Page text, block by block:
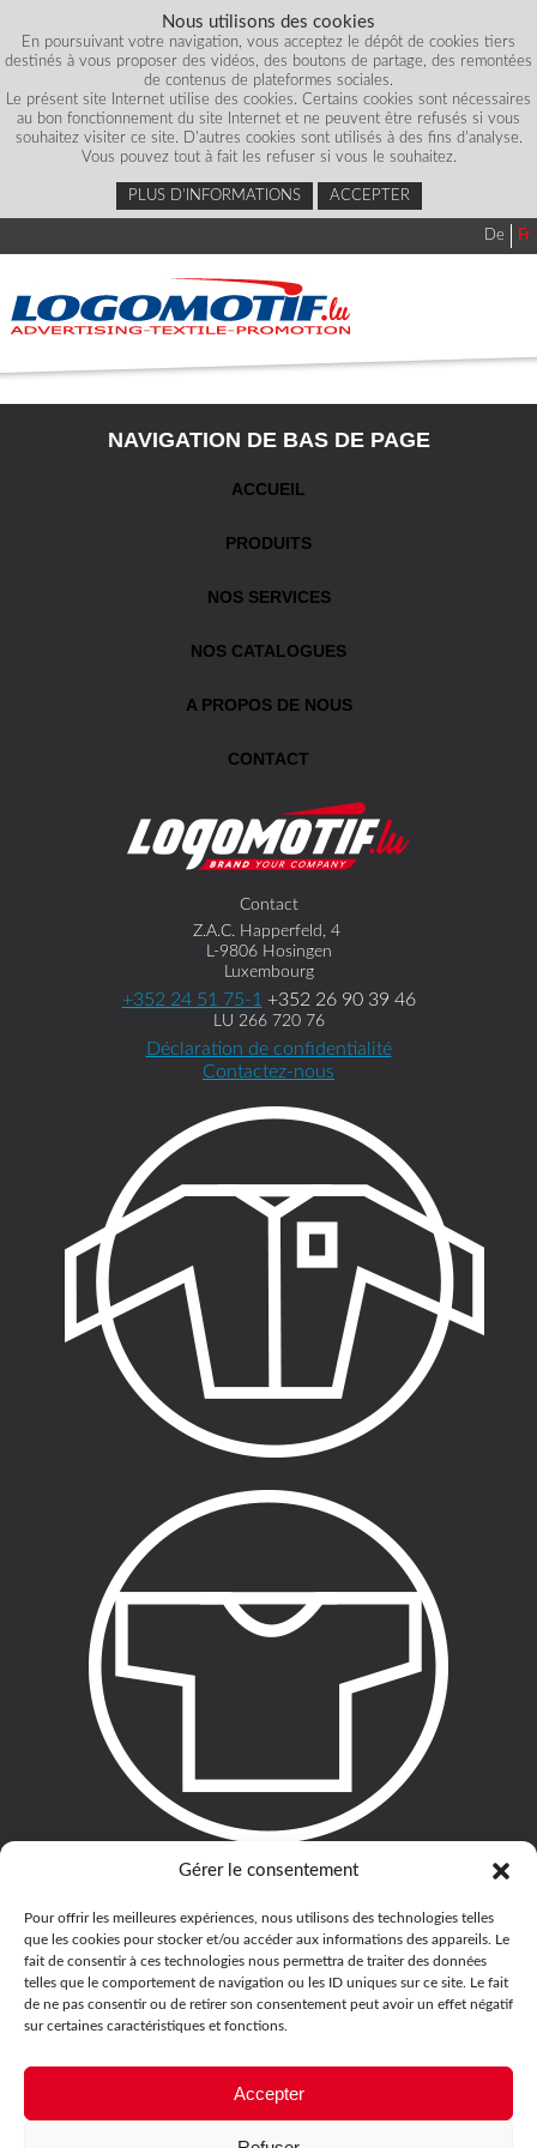
Gérer le consentement
Pour offrir les meilleures expériences, nous utilisons des technologies telles
que les cookies pour stocker et/ou accéder aux informations des appareils. Le
fait de consentir à ces technologies nous permettra de traiter des données
telles que le comportement de navigation ou les ID uniques sur ce site. Le fait
de ne pas consentir ou de retirer son consentement peut avoir un effet négatif
sur certaines caractéristiques et fonctions.
Accepter
Nous utilisons des cookies
En poursuivant votre navigation, vous acceptez le dépôt de cookies tiers
destinés à vous proposer des vidéos, des boutons de partage, des remontées
de contenus de plateformes sociales.
Le présent site Internet utilise des cookies. Certains cookies sont nécessaires
au bon fonctionnement du site Internet et ne peuvent être refusés si vous
souhaitez visiter ce site. D'autres cookies sont utilisés à des fins d'analyse.
Vous pouvez tout à fait les refuser si vous le souhaitez.
PLUS D’INFORMATIONS ACCEPTER
De Fr
NAVIGATION DE BAS DE PAGE
ACCUEIL
PRODUITS
NOS SERVICES
NOS CATALOGUES
A PROPOS DE NOUS
CONTACT
Contact
Z.A.C. Happerfeld, 4
L-9806 Hosingen
Luxembourg
+352 24 51 75-1 +352 26 90 39 46
LU 266 720 76
Déclaration de confidentialité
Contactez-nous